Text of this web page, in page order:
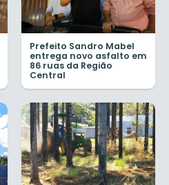
Prefeito Sandro Mabel
entrega novo asfalto em
86 ruas da Região
Central